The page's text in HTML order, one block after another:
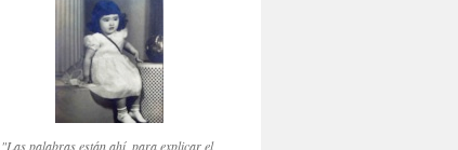
"Las palabras están ahí, para explicar el